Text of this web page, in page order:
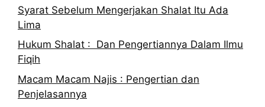
Syarat Sebelum Mengerjakan Shalat Itu Ada
Lima
Hukum Shalat : Dan Pengertiannya Dalam Ilmu
Fiqih
Macam Macam Najis : Pengertian dan
Penjelasannya